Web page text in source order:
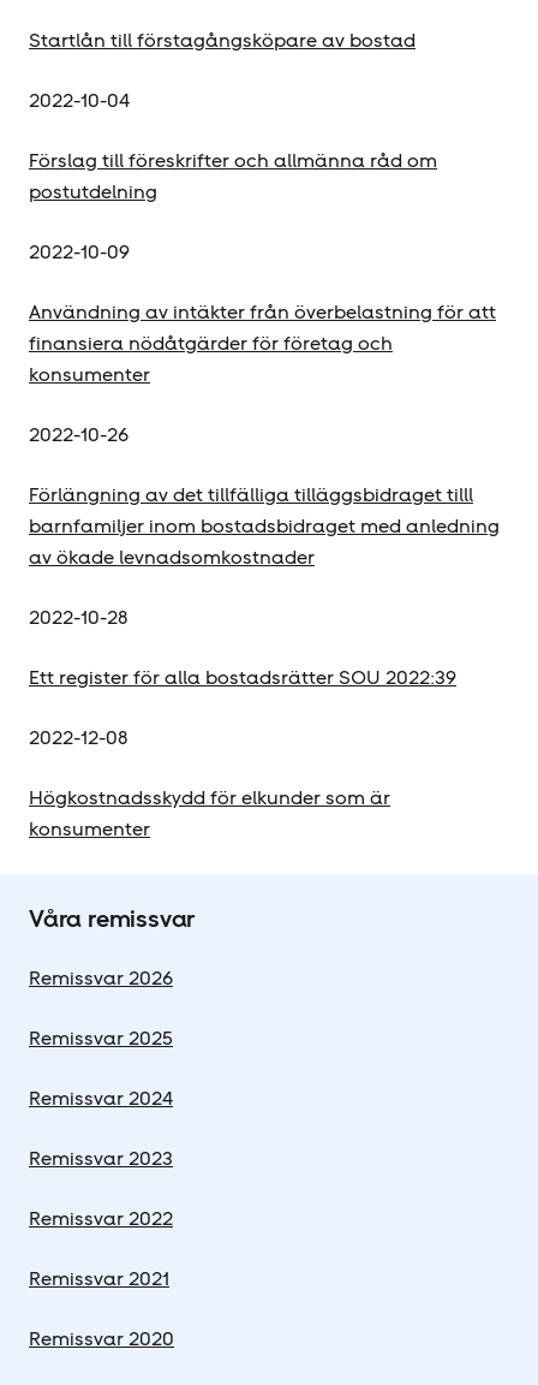
Startlån till förstagångsköpare av bostad
2022-10-04
Förslag till föreskrifter och allmänna råd om
postutdelning
2022-10-09
Användning av intäkter från överbelastning för att
finansiera nödåtgärder för företag och
konsumenter
2022-10-26
Förlängning av det tillfälliga tilläggsbidraget tilll
barnfamiljer inom bostadsbidraget med anledning
av ökade levnadsomkostnader
2022-10-28
Ett register för alla bostadsrätter SOU 2022:39
2022-12-08
Högkostnadsskydd för elkunder som är
konsumenter
Våra remissvar
Remissvar 2026
Remissvar 2025
Remissvar 2024
Remissvar 2023
Remissvar 2022
Remissvar 2021
Remissvar 2020